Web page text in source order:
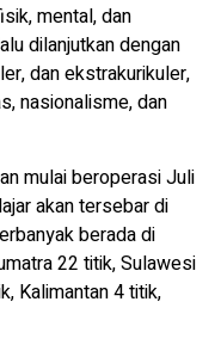
mental, dan
dilanjutkan dengan
dan ekstrakurikuler,
nasionalisme, dan
mulai beroperasi Juli
akan tersebar di
berada di
22 titik, Sulawesi
Kalimantan 4 titik,